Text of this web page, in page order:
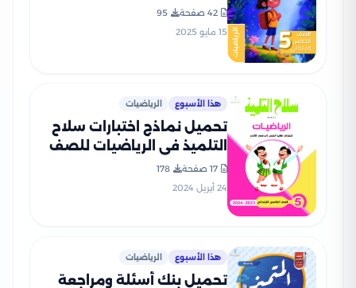
بالاجابات
42 صفحة
95
15 مايو 2025
هذا الأسبوع الرياضيات
تحميل نماذج اختبارات سلاح
التلميذ في الرياضيات للصف
الخامس الابتدائي مع إجاباتها
النموذجية
17 صفحة
178
24 أبريل 2024
هذا الأسبوع الرياضيات
تحميل بنك أسئلة ومراجعة